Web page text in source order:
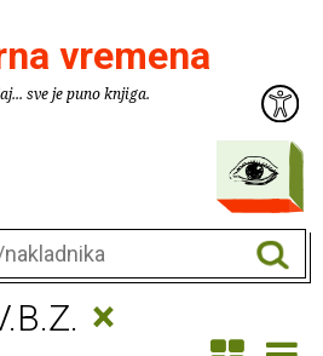
vremena
sve je puno knjiga.
×